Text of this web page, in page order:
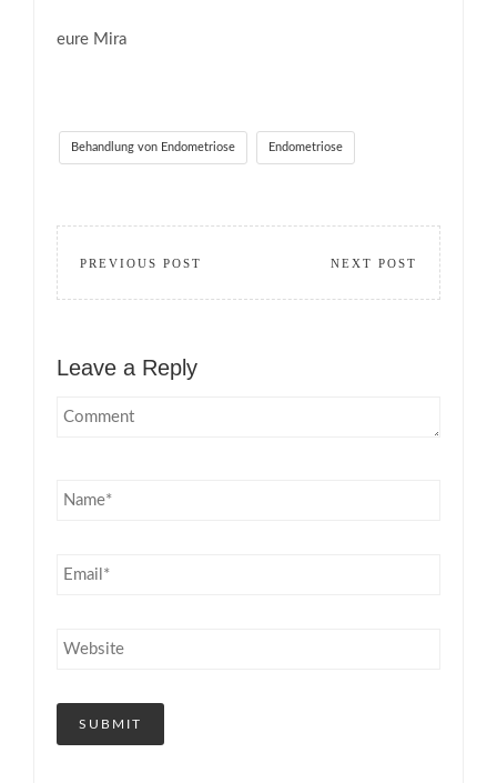
eure Mira
Behandlung von Endometriose Endometriose
PREVIOUS POST NEXT POST
Leave a Reply